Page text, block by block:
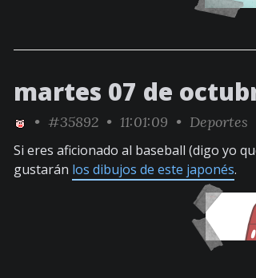
martes 07 de
• #35892 • 11:01:09 • Deportes
Si eres aficionado al baseball (digo yo
gustarán los dibujos de este japonés.